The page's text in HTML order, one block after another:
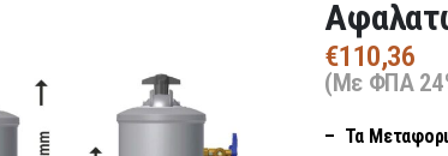
€110,36
(Με ΦΠΑ
– Τα